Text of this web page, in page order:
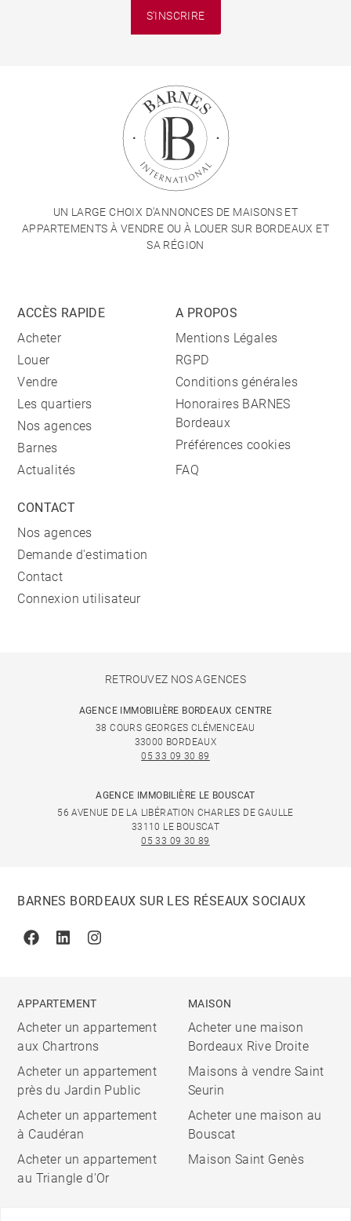
S'INSCRIRE
UN LARGE CHOIX D'ANNONCES DE MAISONS ET
APPARTEMENTS À VENDRE OU À LOUER SUR BORDEAUX ET
SA RÉGION
ACCÈS RAPIDE
Acheter
Louer
Vendre
Les quartiers
Nos agences
Barnes
Actualités
A PROPOS
Mentions Légales
RGPD
Conditions générales
Honoraires BARNES
Bordeaux
Préférences cookies
FAQ
CONTACT
Nos agences
Demande d'estimation
Contact
Connexion utilisateur
RETROUVEZ NOS AGENCES
AGENCE IMMOBILIÈRE BORDEAUX CENTRE
38 COURS GEORGES CLÉMENCEAU
33000 BORDEAUX
05 33 09 30 89
AGENCE IMMOBILIÈRE LE BOUSCAT
56 AVENUE DE LA LIBÉRATION CHARLES DE GAULLE
33110 LE BOUSCAT
05 33 09 30 89
BARNES BORDEAUX SUR LES RÉSEAUX SOCIAUX
FacebookLinkedinInstagram
APPARTEMENT
Acheter un appartement
aux Chartrons
Acheter un appartement
près du Jardin Public
Acheter un appartement
à Caudéran
Acheter un appartement
au Triangle d'Or
MAISON
Acheter une maison
Bordeaux Rive Droite
Maisons à vendre Saint
Seurin
Acheter une maison au
Bouscat
Maison Saint Genès